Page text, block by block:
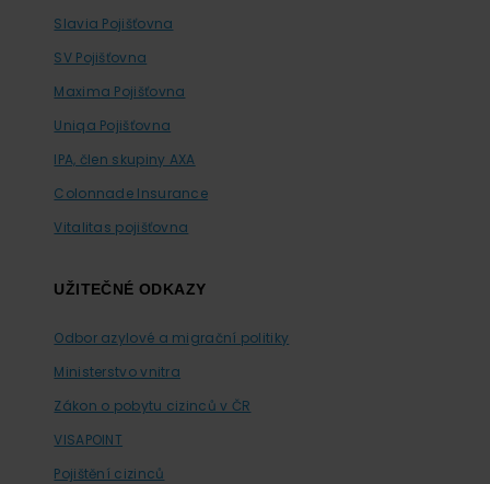
Slavia Pojišťovna
SV Pojišťovna
Maxima Pojišťovna
Uniqa Pojišťovna
IPA, člen skupiny AXA
Colonnade Insurance
Vitalitas pojišťovna
UŽITEČNÉ ODKAZY
Odbor azylové a migrační politiky
Ministerstvo vnitra
Zákon o pobytu cizinců v ČR
VISAPOINT
Pojištění cizinců